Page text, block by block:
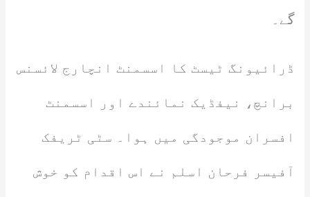
گے۔
ڈرائیونگ ٹیسٹ کا اسسمنٹ انچارج لائسنس
برانچ، نیفڈیک نمائندے اور اسسمنٹ
افسران موجودگی میں ہوا۔ سٹی ٹریفک
آفیسر فرحان اسلم نے اس اقدام کو خوش